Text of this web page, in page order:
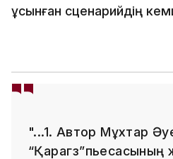
ұсынған сценарийдің
"...1. Автор Мұхтар
“Қарагөз”пьесасының